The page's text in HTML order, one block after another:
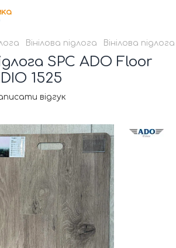
Вінілова підлога Вінілова
SPC ADO Floor
1525
відгук